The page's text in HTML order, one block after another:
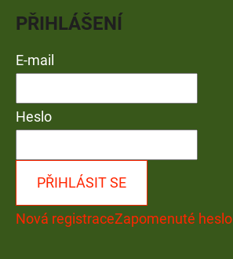
PŘIHLÁŠENÍ
E-mail
Heslo
PŘIHLÁSIT SE
Nová registraceZapomenuté heslo